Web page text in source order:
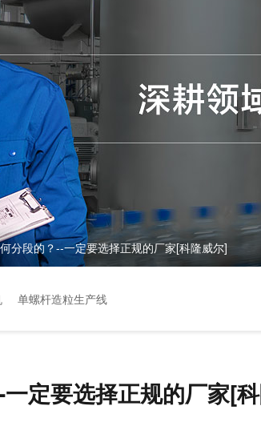
分段的？--一定要选择正规的厂家[科隆威尔]
单螺杆造粒生产线
定要选择正规的厂家[